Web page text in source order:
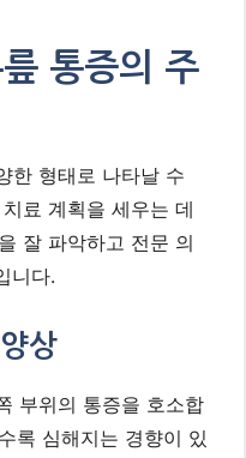
통증의 주
한 형태로 나타날 수
료 계획을 세우는 데
잘 파악하고 전문 의
니다.
상
부위의 통증을 호소합
록 심해지는 경향이 있